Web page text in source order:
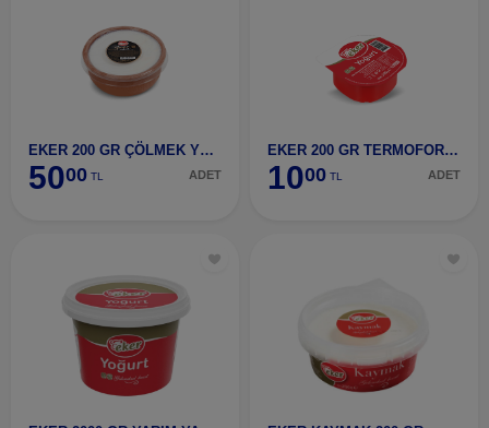
EKER 200 GR ÇÖLMEK YOĞURT
5000 TL ADET
EKER 200 GR TERMOFORM YOĞURT
1000 TL ADET